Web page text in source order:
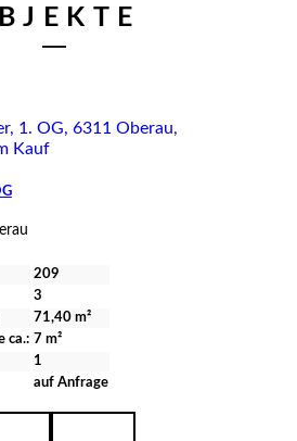
209
3
71,40 m²
ca.: 7 m²
1
auf Anfrage